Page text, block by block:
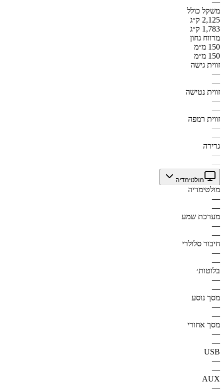
משקל כולל
2,125 ק״ג
1,783 ק״ג
מרווח גחון
150 מ״מ
150 מ״מ
זווית גישה
—
—
זווית נטישה
—
—
זווית רמפה
—
—
גרירה
—
—
מולטימדיה
מולטימדיה
—
—
מערכת שמע
—
—
חיבור סלולרי
—
—
בלוטות׳
—
—
מסך נוסע
—
—
מסך אחורי
—
—
USB
—
—
AUX
—